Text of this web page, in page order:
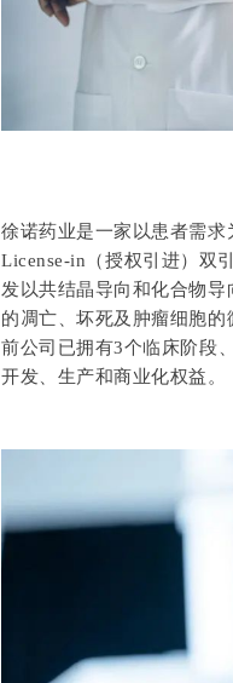
徐诺药业是一家以患者需
License-in（授权引进）双
发以共结晶导向和化合物
的凋亡、坏死及肿瘤细胞
前公司已拥有3个临床阶段
开发、生产和商业化权益。